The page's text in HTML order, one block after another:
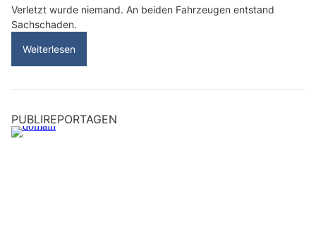
Verletzt wurde niemand. An beiden Fahrzeugen entstand
Sachschaden.
Weiterlesen
PUBLIREPORTAGEN